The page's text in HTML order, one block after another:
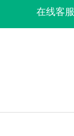
在线客服